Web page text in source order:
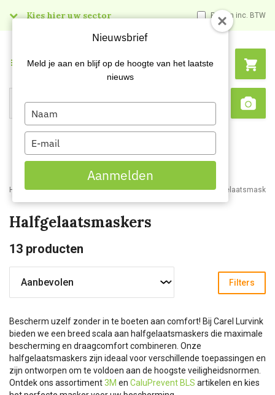
Kies hier uw sector Prijzen inc. BTW
Search
Menu
Home Webshop Veiligheidsartikelen Adembescherming
Halfgelaatsmaskers
13 producten
Filters
Bescherm uzelf zonder in te boeten aan comfort! Bij Carel Lurvink
bieden we een breed scala aan halfgelaatsmaskers die maximale
bescherming en draagcomfort combineren. Onze
halfgelaatsmaskers zijn ideaal voor verschillende toepassingen en
zijn ontworpen om te voldoen aan de hoogste veiligheidsnormen.
Ontdek ons assortiment3M en CaluPrevent BLS artikelen en kies
Nieuwsbrief
Meld je aan en blijf op de hoogte van het laatste
nieuws
Type
your
name
Type
your
email
Aanmelden